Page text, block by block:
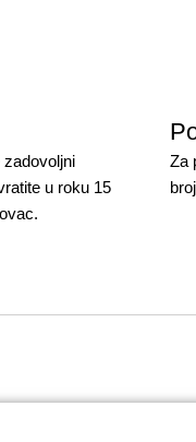
zadovoljni
u roku 15
Za